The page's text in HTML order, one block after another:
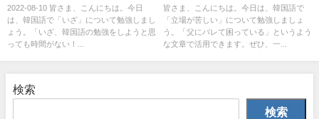
2022-08-10 皆さま、こんにちは。今日
は、韓国語で「いざ」について勉強しまし
ょう。「いざ、韓国語の勉強をしようと思
っても時間がない！...
よう！
皆さま、こんにちは。今日は、韓国語で
「立場が苦しい」について勉強しましょ
う。「父にバレて困っている」というよう
な文章で活用できます。ぜひ、一...
検索
検索